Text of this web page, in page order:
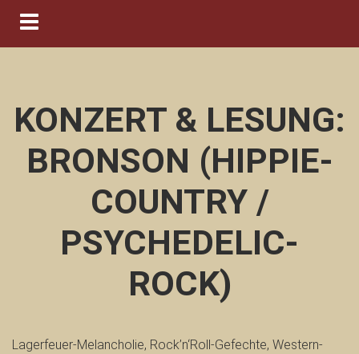
Navigation ein-/ausblenden
KONZERT & LESUNG:
BRONSON (HIPPIE-
COUNTRY /
PSYCHEDELIC-
ROCK)
Lagerfeuer-Melancholie, Rock’n‘Roll-Gefechte, Western-